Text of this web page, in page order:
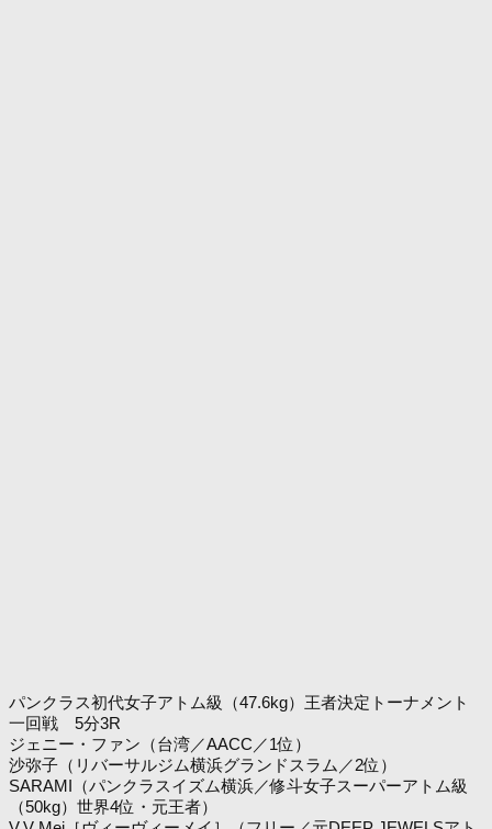
パンクラス初代女子アトム級（47.6kg）王者決定トーナメント
一回戦 5分3R
ジェニー・ファン（台湾／AACC／1位）
沙弥子（リバーサルジム横浜グランドスラム／2位）
SARAMI（パンクラスイズム横浜／修斗女子スーパーアトム級
（50kg）世界4位・元王者）